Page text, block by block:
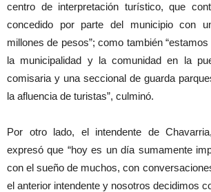
centro de interpretación turístico, que
concedido por parte del municipio con
millones de pesos”; como también
la municipalidad y la comunidad en la
comisaria y una seccional de guarda
la afluencia de turistas”, culminó.
Por otro lado, el intendente de
expresó que “hoy es un día sumamente
con el sueño de muchos, con
el anterior intendente y nosotros decidimos